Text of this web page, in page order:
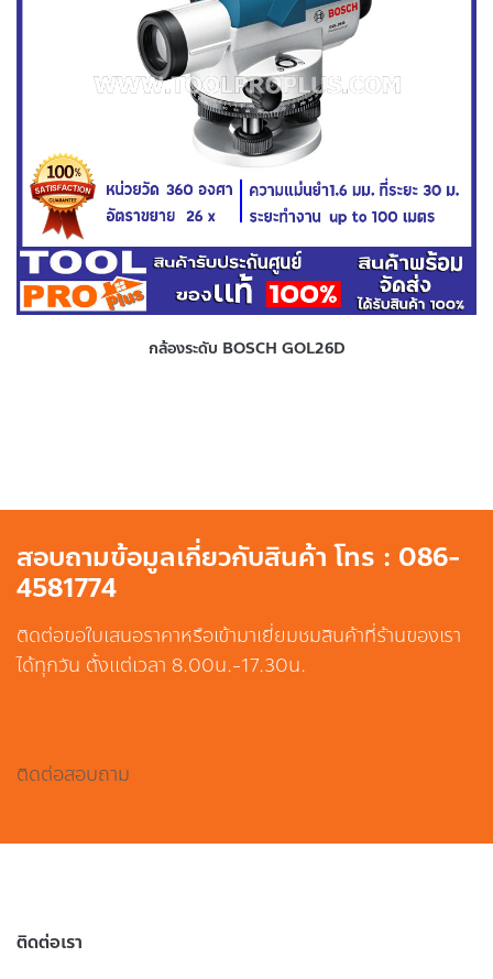
กล้องระดับ BOSCH GOL26D
สอบถามข้อมูลเกี่ยวกับสินค้า โทร : 086-
4581774
ติดต่อขอใบเสนอราคาหรือเข้ามาเยี่ยมชมสินค้าที่ร้านของเรา
ได้ทุกวัน ตั้งแต่เวลา 8.00น.-17.30น.
ติดต่อสอบถาม
ติดต่อเรา